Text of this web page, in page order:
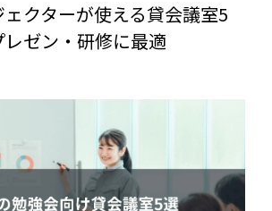
クターが使える貸会議室5
ゼン・研修に最適